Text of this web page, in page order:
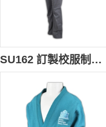
SU162 訂製校服制服 自訂大學校服套裝 獨家設計校服款式 制服生產商